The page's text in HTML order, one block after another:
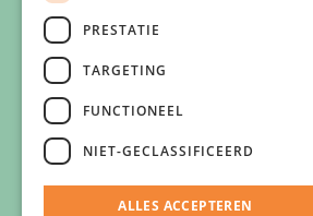
mailadres
Volg ons
PRESTATIE
TARGETING
FUNCTIONEEL
NIET-GECLASSIFICEERD
ALLES ACCEPTEREN